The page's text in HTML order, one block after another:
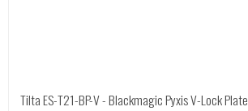
Tilta ES-T21-BP-V - Blackmagic Pyxis V-Lock Plate